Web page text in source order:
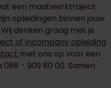
een maatwerktraject
opleidingen binnen jouw
denken graag met je
of incompany opleiding
met ons op voor een
- 909 80 00. Samen